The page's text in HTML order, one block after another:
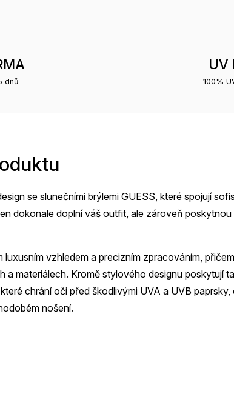
dnů
UV
100%
se slunečními brýlemi GUESS, které spojují
dokonale doplní váš outfit, ale zároveň
luxusním vzhledem a precizním zpracováním,
a materiálech. Kromě stylového designu poskytují
chrání oči před škodlivými UVA a UVB
nošení.